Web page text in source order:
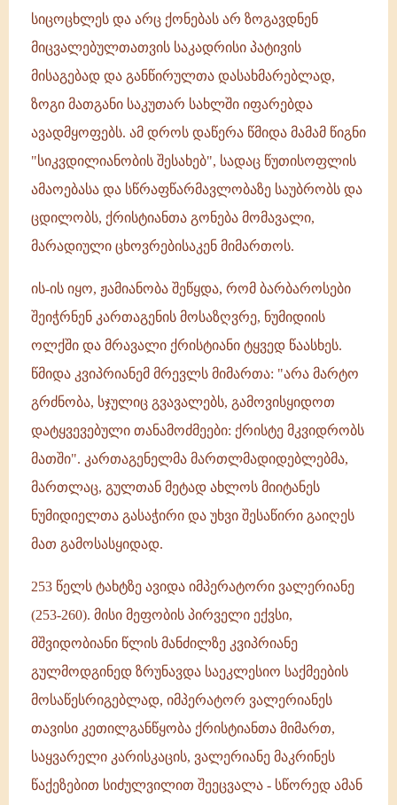
სიცოცხლეს და არც ქონებას არ ზოგავდნენ
მიცვალებულთათვის საკადრისი პატივის
მისაგებად და განწირულთა დასახმარებლად,
ზოგი მათგანი საკუთარ სახლში იფარებდა
ავადმყოფებს. ამ დროს დაწერა წმიდა მამამ წიგნი
"სიკვდილიანობის შესახებ", სადაც წუთისოფლის
ამაოებასა და სწრაფწარმავლობაზე საუბრობს და
ცდილობს, ქრისტიანთა გონება მომავალი,
მარადიული ცხოვრებისაკენ მიმართოს.
ის-ის იყო, ჟამიანობა შეწყდა, რომ ბარბაროსები
შეიჭრნენ კართაგენის მოსაზღვრე, ნუმიდიის
ოლქში და მრავალი ქრისტიანი ტყვედ წაასხეს.
წმიდა კვიპრიანემ მრევლს მიმართა: "არა მარტო
გრძნობა, სჯულიც გვავალებს, გამოვისყიდოთ
დატყვევებული თანამოძმეები: ქრისტე მკვიდრობს
მათში". კართაგენელმა მართლმადიდებლებმა,
მართლაც, გულთან მეტად ახლოს მიიტანეს
ნუმიდიელთა გასაჭირი და უხვი შესაწირი გაიღეს
მათ გამოსასყიდად.
253 წელს ტახტზე ავიდა იმპერატორი ვალერიანე
(253-260). მისი მეფობის პირველი ექვსი,
მშვიდობიანი წლის მანძილზე კვიპრიანე
გულმოდგინედ ზრუნავდა საეკლესიო საქმეების
მოსაწესრიგებლად, იმპერატორ ვალერიანეს
თავისი კეთილგანწყობა ქრისტიანთა მიმართ,
საყვარელი კარისკაცის, ვალერიანე მაკრინეს
წაქეზებით სიძულვილით შეეცვალა - სწორედ ამან